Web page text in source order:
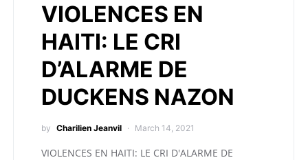
VIOLENCES EN
HAITI: LE CRI
D’ALARME DE
DUCKENS NAZON
by Charilien Jeanvil March 14, 2021
VIOLENCES EN HAITI: LE CRI D'ALARME DE